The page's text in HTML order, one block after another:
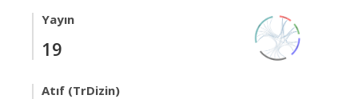
Yayın
19
Atıf (TrDizin)